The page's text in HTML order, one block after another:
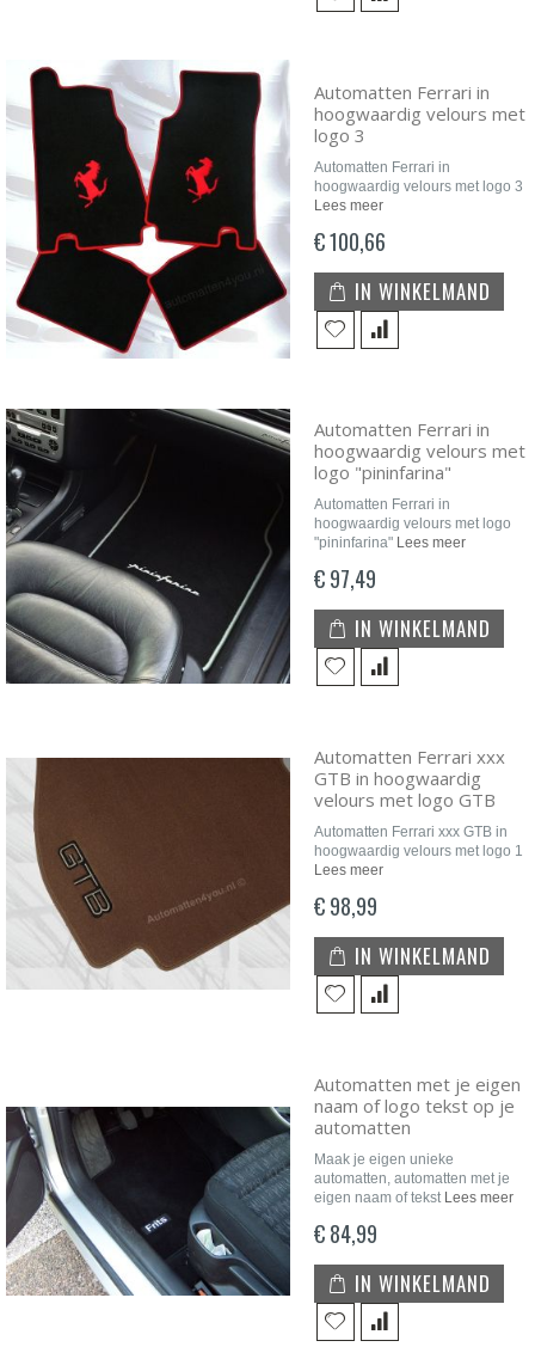
Automatten Ferrari in
hoogwaardig velours met
logo 3
Automatten Ferrari in
hoogwaardig velours met logo 3
Lees meer
€ 100,66
IN WINKELMAND
Automatten Ferrari in
hoogwaardig velours met
logo "pininfarina"
Automatten Ferrari in
hoogwaardig velours met logo
"pininfarina" Lees meer
€ 97,49
IN WINKELMAND
Automatten Ferrari xxx
GTB in hoogwaardig
velours met logo GTB
Automatten Ferrari xxx GTB in
hoogwaardig velours met logo 1
Lees meer
€ 98,99
IN WINKELMAND
Automatten met je eigen
naam of logo tekst op je
automatten
Maak je eigen unieke
automatten, automatten met je
eigen naam of tekst Lees meer
€ 84,99
IN WINKELMAND